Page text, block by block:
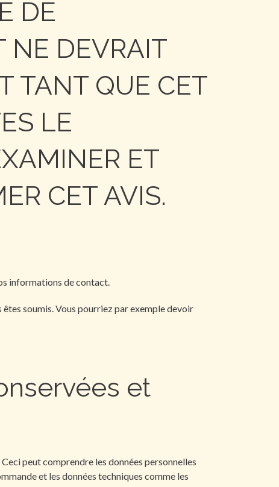
DE
NE DEVRAIT
TANT QUE CET
LE
ET
CET AVIS.
informations de contact.
soumis. Vous pourriez par exemple devoir
et
peut comprendre les données personnelles
et les données techniques comme les